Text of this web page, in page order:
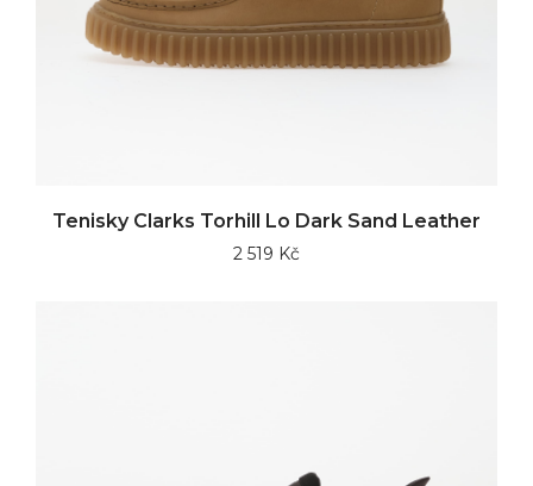
Tenisky Clarks Torhill Lo Dark Sand Leather
2 519 Kč